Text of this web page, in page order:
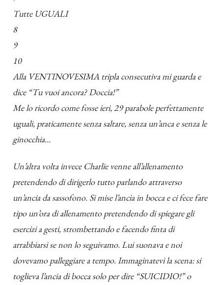
Tutte UGUALI
8
9
10
Alla VENTINOVESIMA tripla consecutiva mi guarda e
dice “Tu vuoi ancora? Doccia!”
Me lo ricordo come fosse ieri, 29 parabole perfettamente
uguali, praticamente senza saltare, senza un’anca e senza le
ginocchia…
Un’altra volta invece Charlie venne all’allenamento
pretendendo di dirigerlo tutto parlando attraverso
un’ancia da sassofono. Si mise l’ancia in bocca e ci fece fare
tipo un’ora di allenamento pretendendo di spiegare gli
esercizi a gesti, strombettando e facendo finta di
arrabbiarsi se non lo seguivamo. Lui suonava e noi
dovevamo palleggiare a tempo. Immaginatevi la scena: si
toglieva l’ancia di bocca solo per dire “SUICIDIO!” o